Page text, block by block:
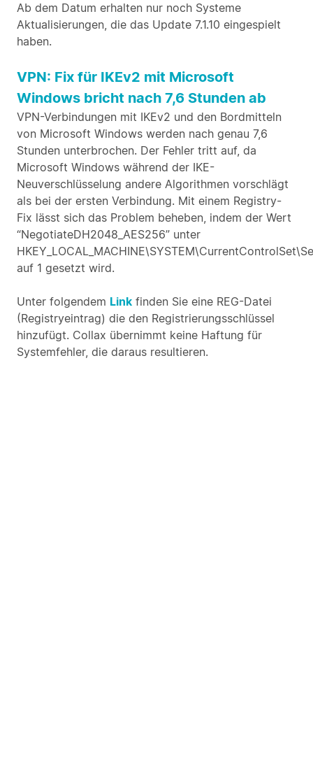
Ab dem Datum erhalten nur noch Systeme
Aktualisierungen, die das Update 7.1.10 eingespielt
haben.
VPN: Fix für IKEv2 mit Microsoft
Windows bricht nach 7,6 Stunden ab
VPN-Verbindungen mit IKEv2 und den Bordmitteln
von Microsoft Windows werden nach genau 7,6
Stunden unterbrochen. Der Fehler tritt auf, da
Microsoft Windows während der IKE-
Neuverschlüsselung andere Algorithmen vorschlägt
als bei der ersten Verbindung. Mit einem Registry-
Fix lässt sich das Problem beheben, indem der Wert
“NegotiateDH2048_AES256” unter
auf 1 gesetzt wird.
Unter folgendem Link finden Sie eine REG-Datei
(Registryeintrag) die den Registrierungsschlüssel
hinzufügt. Collax übernimmt keine Haftung für
Systemfehler, die daraus resultieren.